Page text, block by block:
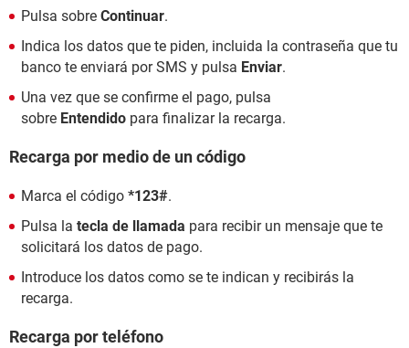
Pulsa sobre Continuar.
Indica los datos que te piden, incluida la contraseña que tu
banco te enviará por SMS y pulsa Enviar.
Una vez que se confirme el pago, pulsa
sobre Entendido para finalizar la recarga.
Recarga por medio de un código
Marca el código *123#.
Pulsa la tecla de llamada para recibir un mensaje que te
solicitará los datos de pago.
Introduce los datos como se te indican y recibirás la
recarga.
Recarga por teléfono